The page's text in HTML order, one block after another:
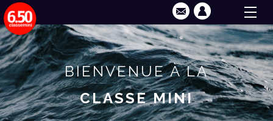
BIENVENUE À LA
CLASSE MINI